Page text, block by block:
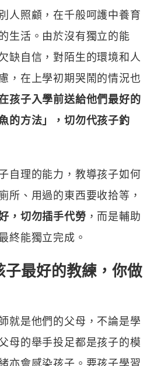
人照顧，在千般呵護中養育
生活。由於沒有獨立的能
缺自信，對陌生的環境和人
，在上學初期哭鬧的情況也
孩子入學前送給他們最好的
的方法」，切勿代孩子釣
自理的能力，教導孩子如何
所、用過的東西要收拾等，
，切勿插手代勞 ，而是輔助
終能獨立完成。
子最好的教練，你做
就是他們的父母，不論是學
母的舉手投足都是孩子的模
亦會感染孩子。要孩子學習